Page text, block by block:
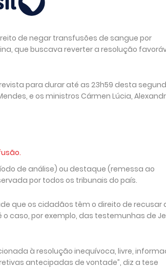
de negar transfusões de sangue por
que buscava reverter a resolução
para durar até as 23h59 desta
e os ministros Cármen Lúcia,
de análise) ou destaque (remessa ao
por todos os tribunais do país.
que os cidadãos têm o direito de recusar
caso, por exemplo, das testemunhas de
à resolução inequívoca, livre,
antecipadas de vontade”, diz a tese